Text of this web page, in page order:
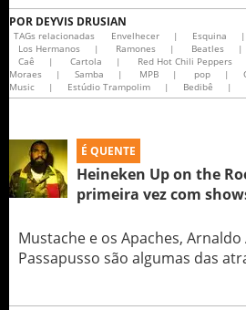
POR DEYVIS DRUSIAN
TAGs relacionadas Envelhecer | Esquina |
Los Hermanos
| Ramones | Beatles |
Caê
| Cartola | Red Hot Chili Peppers
Moraes
| Samba | MPB | pop |
Music
| Estúdio Trampolim | Bedibê |
É QUENTE
Heineken Up on the
primeira vez com
Mustache e os Apaches,
Passapusso são algumas das